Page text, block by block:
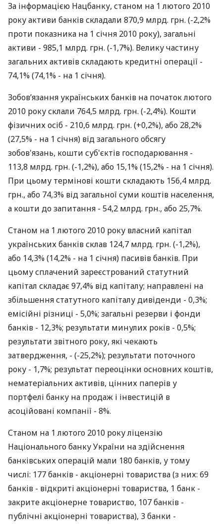
За інформацією Нацбанку, станом на 1 лютого 2010
року активи банків складали 870,9 млрд. грн. (-2,2%
проти показника на 1 січня 2010 року), загальні
активи - 985,1 млрд. грн. (-1,7%). Велику частину
загальних активів складають кредитні операції -
74,1% (74,1% - на 1 січня).
Зобов’язання українських банків на початок лютого
2010 року склали 764,5 млрд. грн. (-2,4%). Кошти
фізичних осіб - 210,6 млрд. грн. (+0,2%), або 28,2%
(27,5% - на 1 січня) від загального обсягу
зобов'язань, кошти суб'єктів господарювання -
113,8 млрд. грн. (-1,2%), або 15,1% (15,2% - на 1 січня).
При цьому термінові кошти складають 156,4 млрд.
грн., або 74,3% від загальної суми коштів населення,
а кошти до запитання - 54,2 млрд. грн., або 25,7%.
Станом на 1 лютого 2010 року власний капітал
українських банків склав 124,7 млрд. грн. (-1,2%),
або 14,3% (14,2% - на 1 січня) пасивів банків. При
цьому сплачений зареєстрований статутний
капітал складає 97,4% від капіталу; направлені на
збільшення статутного капіталу дивіденди - 0,3%;
емісійні різниці - 5,0%; загальні резерви і фонди
банків - 12,3%; результати минулих років - 0,5%;
результати звітного року, які чекають
затвердження, - (-25,2%); результати поточного
року - 1,7%; результат переоцінки основних коштів,
нематеріальних активів, цінних паперів у
портфелі банку на продаж і інвестицій в
асоційовані компанії - 8%.
Станом на 1 лютого 2010 року ліцензію
Національного банку України на здійснення
банківських операцій мали 180 банків, у тому
числі: 177 банків - акціонерні товариства (з них: 69
банків - відкриті акціонерні товариства, 1 банк -
закрите акціонерне товариство, 107 банків -
публічні акціонерні товариства), 3 банки -